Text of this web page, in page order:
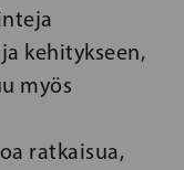
kehitykseen,
myös
ratkaisua,